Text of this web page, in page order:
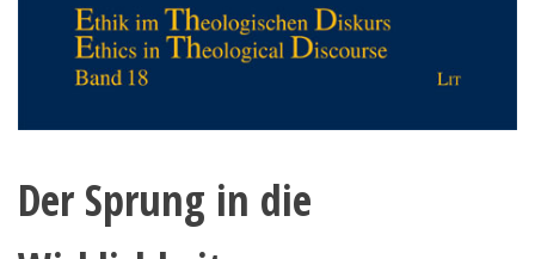
Der Sprung in die